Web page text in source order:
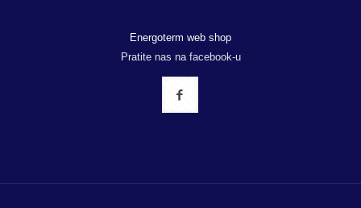
Energoterm web shop
Pratite nas na facebook-u